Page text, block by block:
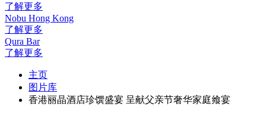
了解更多
Nobu Hong Kong
了解更多
Qura Bar
了解更多
主页
图片库
香港丽晶酒店珍馔盛宴 呈献父亲节奢华家庭飨宴